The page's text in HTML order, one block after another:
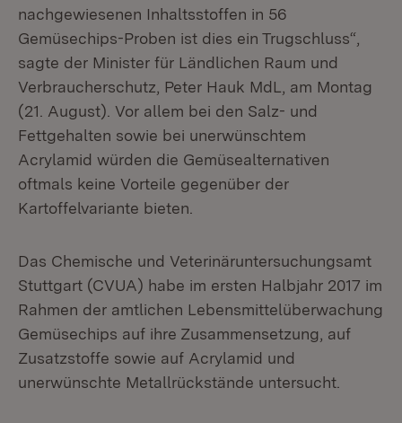
nachgewiesenen Inhaltsstoffen in 56
Gemüsechips-Proben ist dies ein Trugschluss“,
sagte der Minister für Ländlichen Raum und
Verbraucherschutz, Peter Hauk MdL, am Montag
(21. August). Vor allem bei den Salz- und
Fettgehalten sowie bei unerwünschtem
Acrylamid würden die Gemüsealternativen
oftmals keine Vorteile gegenüber der
Kartoffelvariante bieten.
Das Chemische und Veterinäruntersuchungsamt
Stuttgart (CVUA) habe im ersten Halbjahr 2017 im
Rahmen der amtlichen Lebensmittelüberwachung
Gemüsechips auf ihre Zusammensetzung, auf
Zusatzstoffe sowie auf Acrylamid und
unerwünschte Metallrückstände untersucht.